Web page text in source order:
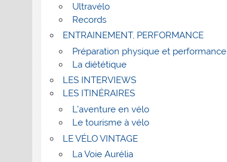
Ultravélo
Records
ENTRAINEMENT, PERFORMANCE
Préparation physique et performance
La diététique
LES INTERVIEWS
LES ITINÉRAIRES
L’aventure en vélo
Le tourisme à vélo
LE VÉLO VINTAGE
La Voie Aurélia